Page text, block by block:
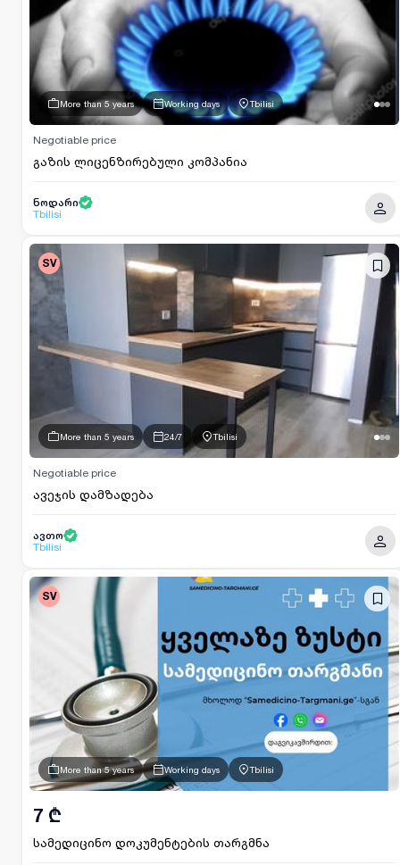
More than 5 years Working days Tbilisi
გაზის ლიცენზირებული კომპანია
Negotiable price
ნოდარი
Tbilisi
SV
More than 5 years 24/7 Tbilisi
ავეჯის დამზადება
Negotiable price
ავთო
Tbilisi
SV
More than 5 years Working days Tbilisi
სამედიცინო დოკუმენტების თარგმნა
7 ₾